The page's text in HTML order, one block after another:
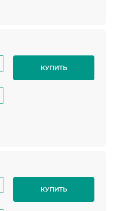
КУПИТЬ
КУПИТЬ